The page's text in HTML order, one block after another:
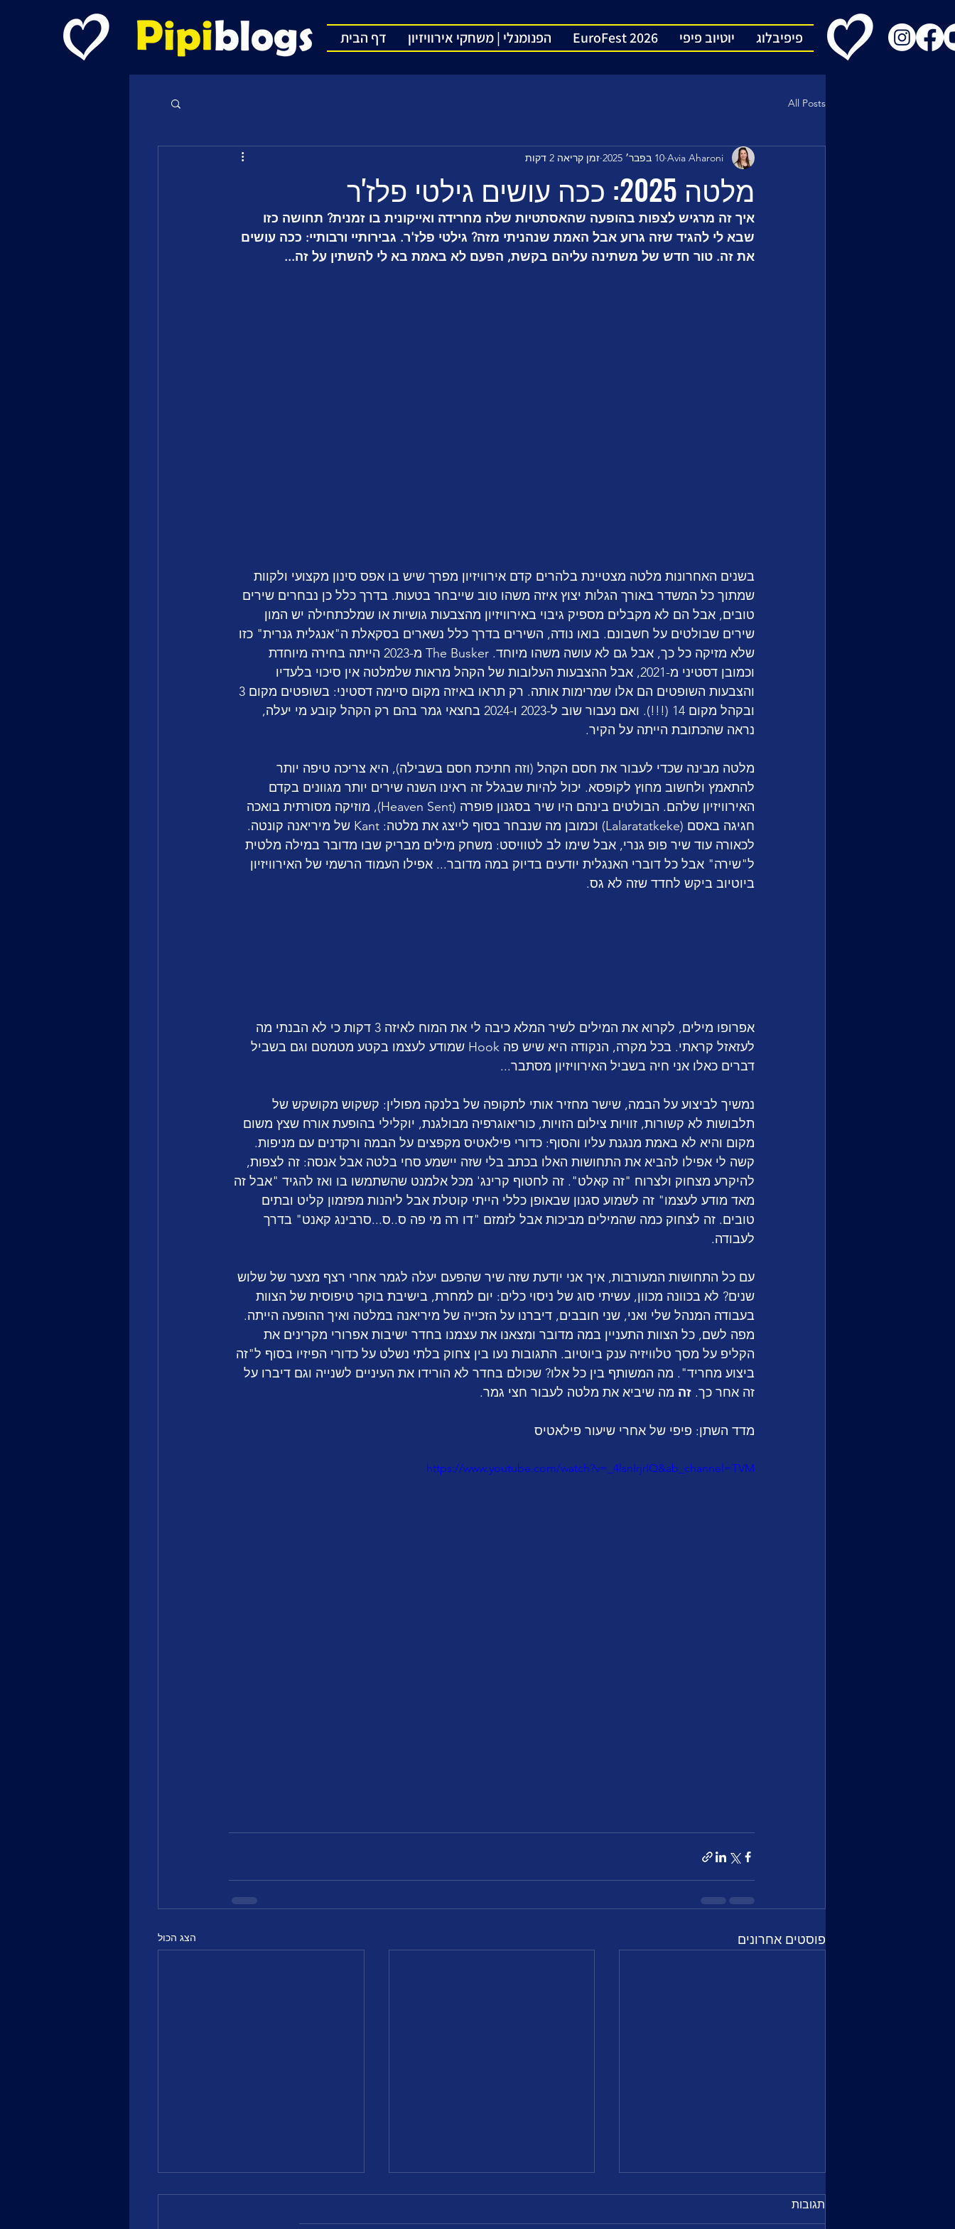
דף הבית הפנומנלי | משחקי אירוויזיון EuroFest 2026 יוטיוב פיפי פיפיבלוג
All Posts
מלטה 2025: ככה עושים גילטי פלז'ר
Avia Aharoni 10 בפבר׳ 2025 זמן קריאה 2 דקות
איך זה מרגיש לצפות בהופעה שהאסתטיות שלה מחרידה ואייקונית בו זמנית? תחושה כזו
שבא לי להגיד שזה גרוע אבל האמת שנהניתי מזה? גילטי פלז'ר. גבירותיי ורבותיי: ככה עושים
את זה. טור חדש של משתינה עליהם בקשת, הפעם לא באמת בא לי להשתין על זה...
בשנים האחרונות מלטה מצטיינת בלהרים קדם אירוויזיון מפרך שיש בו אפס סינון מקצועי ולקוות
שמתוך כל המשדר באורך הגלות יצוץ איזה משהו טוב שייבחר בטעות. בדרך כלל כן נבחרים שירים
טובים, אבל הם לא מקבלים מספיק גיבוי באירוויזיון מהצבעות גושיות או שמלכתחילה יש המון
שירים שבולטים על חשבונם. בואו נודה, השירים בדרך כלל נשארים בסקאלת ה"אנגלית גנרית" כזו
שלא מזיקה כל כך, אבל גם לא עושה משהו מיוחד. The Busker מ-2023 הייתה בחירה מיוחדת
וכמובן דסטיני מ-2021, אבל ההצבעות העלובות של הקהל מראות שלמלטה אין סיכוי בלעדיו
ובקהל מקום 14 (!!!). ואם נעבור שוב ל-2023 ו-2024 בחצאי גמר בהם רק הקהל קובע מי יעלה,
נראה שהכתובת הייתה על הקיר.
מלטה מבינה שכדי לעבור את חסם הקהל (וזה חתיכת חסם בשבילה), היא צריכה טיפה יותר
להתאמץ ולחשוב מחוץ לקופסא. יכול להיות שבגלל זה ראינו השנה שירים יותר מגוונים בקדם
האירוויזיון שלהם. הבולטים בינהם היו שיר בסגנון פופרה (Heaven Sent), מוזיקה מסורתית בואכה
חגיגה באסם (Lalaratatkeke) וכמובן מה שנבחר בסוף לייצג את מלטה: Kant של מיריאנה קונטה.
לכאורה עוד שיר פופ גנרי, אבל שימו לב לטוויסט: משחק מילים מבריק שבו מדובר במילה מלטית
ל"שירה" אבל כל דוברי האנגלית יודעים בדיוק במה מדובר... אפילו העמוד הרשמי של האירוויזיון
ביוטיוב ביקש לחדד שזה לא גס.
אפרופו מילים, לקרוא את המילים לשיר המלא כיבה לי את המוח לאיזה 3 דקות כי לא הבנתי מה
לעזאזל קראתי. בכל מקרה, הנקודה היא שיש פה Hook שמודע לעצמו בקטע מטמטם וגם בשביל
דברים כאלו אני חיה בשביל האירוויזיון מסתבר...
נמשיך לביצוע על הבמה, שישר מחזיר אותי לתקופה של בלנקה מפולין: קשקוש מקושקש של
תלבושות לא קשורות, זוויות צילום הזויות, כוריאוגרפיה מבולגנת, יוקלילי בהופעת אורח שצץ משום
מקום והיא לא באמת מנגנת עליו והסוף: כדורי פילאטיס מקפצים על הבמה ורקדנים עם מניפות.
קשה לי אפילו להביא את התחושות האלו בכתב בלי שזה יישמע סחי בלטה אבל אנסה: זה לצפות,
להיקרע מצחוק ולצרוח "זה קאלט". זה לחטוף קרינג' מכל אלמנט שהשתמשו בו ואז להגיד "אבל זה
מאד מודע לעצמו" זה לשמוע סגנון שבאופן כללי הייתי קוטלת אבל ליהנות מפזמון קליט ובתים
טובים. זה לצחוק כמה שהמילים מביכות אבל לזמזם "דו רה מי פה ס..ס...סרבינג קאנט" בדרך
לעבודה.
עם כל התחושות המעורבות, איך אני יודעת שזה שיר שהפעם יעלה לגמר אחרי רצף מצער של שלוש
שנים? לא בכוונה מכוון, עשיתי סוג של ניסוי כלים: יום למחרת, בישיבת בוקר טיפוסית של הצוות
בעבודה המנהל שלי ואני, שני חובבים, דיברנו על הזכייה של מיריאנה במלטה ואיך ההופעה הייתה.
מפה לשם, כל הצוות התעניין במה מדובר ומצאנו את עצמנו בחדר ישיבות אפרורי מקרינים את
הקליפ על מסך טלוויזיה ענק ביוטיוב. התגובות נעו בין צחוק בלתי נשלט על כדורי הפיזיו בסוף ל"זה
ביצוע מחריד". מה המשותף בין כל אלו? שכולם בחדר לא הורידו את העיניים לשנייה וגם דיברו על
זה אחר כך. זה מה שיביא את מלטה לעבור חצי גמר.
מדד השתן: פיפי של אחרי שיעור פילאטיס
https://www.youtube.com/watch?v=_4lsnIrjrIQ&ab_channel=TVM
פוסטים אחרונים הצג הכול
תגובות